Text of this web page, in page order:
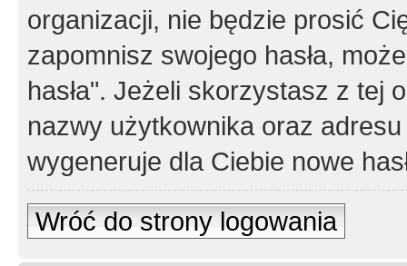
organizacji, nie będzie prosić
zapomnisz swojego hasła,
hasła". Jeżeli skorzystasz z tej
nazwy użytkownika oraz
wygeneruje dla Ciebie nowe
Wróć do strony logowania